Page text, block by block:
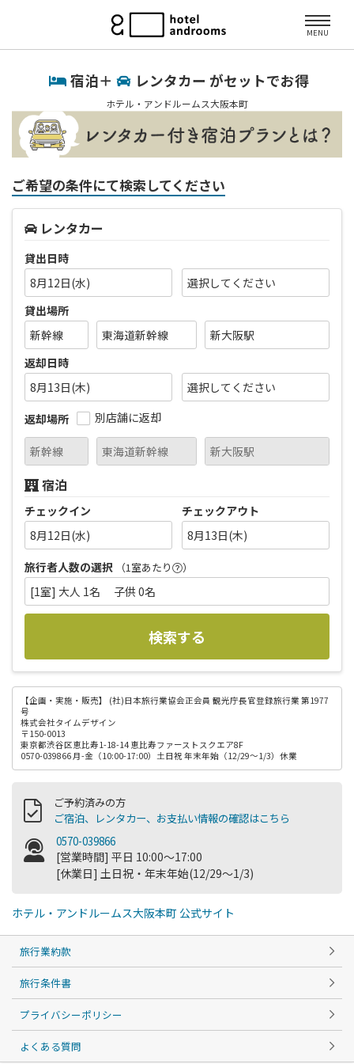
MENU
宿泊＋ レンタカー がセットでお得
ホテル・アンドルームス大阪本町
ご希望の条件にて検索してください
レンタカー
貸出日時
8月12日(水)
貸出場所
返却日時
8月13日(木)
返却場所
別店舗に返却
宿泊
チェックイン
8月12日(水)
チェックアウト
8月13日(木)
旅行者人数の選択
（1室あたり ）
[1室] 大人 1名 子供 0名
検索する
【企画・実施・販売】
(社)日本旅行業協会正会員 観光庁長官登録旅行業 第1977
号
株式会社タイムデザイン
〒150-0013
東京都渋谷区恵比寿1-18-14 恵比寿ファーストスクエア8F
0570-039866 月-金（10:00-17:00）土日祝 年末年始（12/29～1/3）休業
ご予約済みの方
ご宿泊、レンタカー、お支払い情報の確認はこちら
0570-039866
[営業時間] 平日 10:00～17:00
[休業日] 土日祝・年末年始(12/29～1/3)
ホテル・アンドルームス大阪本町 公式サイト
旅行業約款
旅行条件書
プライバシーポリシー
よくある質問